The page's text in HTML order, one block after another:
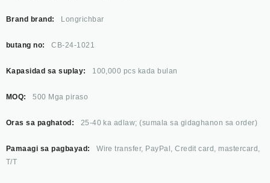
Brand brand: Longrichbar
butang no: CB-24-1021
Kapasidad sa suplay: 100,000 pcs kada bulan
MOQ: 500 Mga piraso
Oras sa paghatod: 25-40 ka adlaw; (sumala sa gidaghanon sa order)
Pamaagi sa pagbayad:
Wire transfer, PayPal, Credit card, mastercard,
T/T